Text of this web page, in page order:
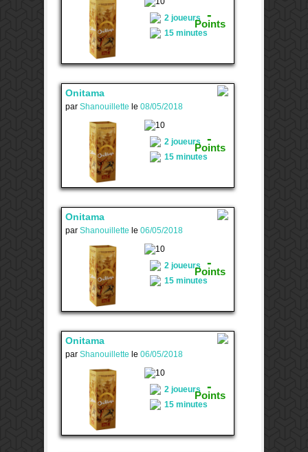
-
Points
2 joueurs
15 minutes
Onitama
par Shanouillette le 08/05/2018
-
Points
2 joueurs
15 minutes
Onitama
par Shanouillette le 06/05/2018
-
Points
2 joueurs
15 minutes
Onitama
par Shanouillette le 06/05/2018
-
Points
2 joueurs
15 minutes